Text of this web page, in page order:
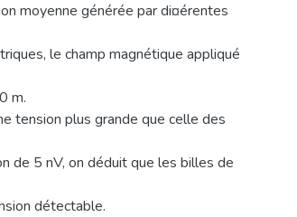
moyenne générée par di¤érentes
le champ magnétique appliqué
m.
tension plus grande que celle des
de 5 nV, on déduit que les billes de
détectable.